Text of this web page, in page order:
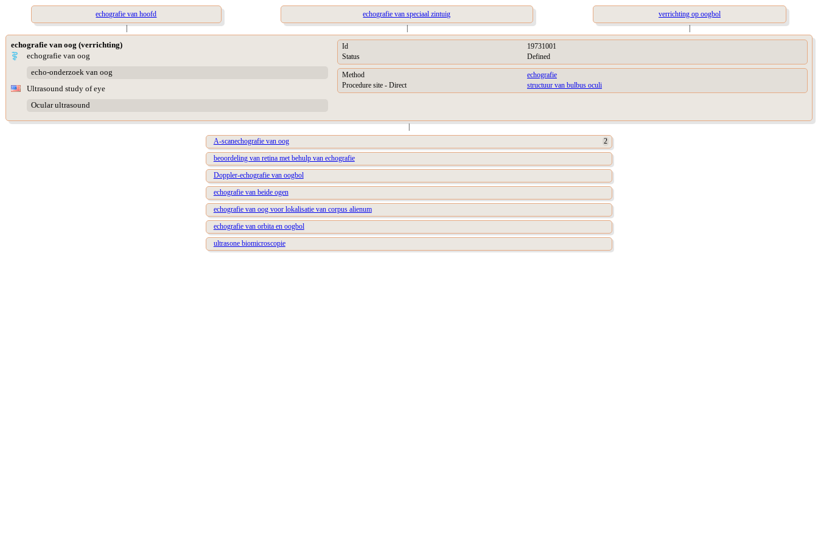
echografie van hoofd echografie van speciaal zintuig
verrichting op oogbol
|
| |
echografie van oog (verrichting)
echografie van oog
echo-onderzoek van oog
Ultrasound study of eye
Ocular ultrasound
Id
19731001
Status
Defined
Method
echografie
Procedure site - Direct
structuur van bulbus oculi
|
A-scanechografie van oog
2
beoordeling van retina met behulp van echografie
Doppler-echografie van oogbol
echografie van beide ogen
echografie van oog voor lokalisatie van corpus alienum
echografie van orbita en oogbol
ultrasone biomicroscopie